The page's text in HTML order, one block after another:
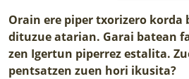
Orain ere piper txorizero
dituzue atarian. Garai batean
zen Igertun piperrez estalita.
pentsatzen zuen hori ikusita?